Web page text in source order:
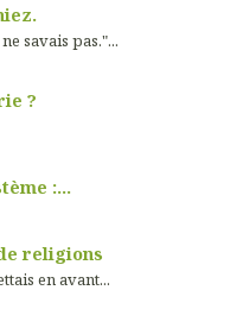
savais pas."...
?
:...
religions
en avant...